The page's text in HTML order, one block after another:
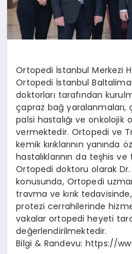
Ortopedi İstanbul Merkezi
Ortopedi İstanbul
doktorları tarafından
çapraz bağ yaralanmaları,
palsi hastalığı ve
vermektedir. Ortopedi ve
kemik kırıklarının yanında
hastalıklarının da teşhis
Ortopedi doktoru olarak
konusunda, Ortopedi
travma ve kırık
protezi cerrahilerinde
vakalar ortopedi heyeti
değerlendirilmektedir.
Bilgi & Randevu: https://